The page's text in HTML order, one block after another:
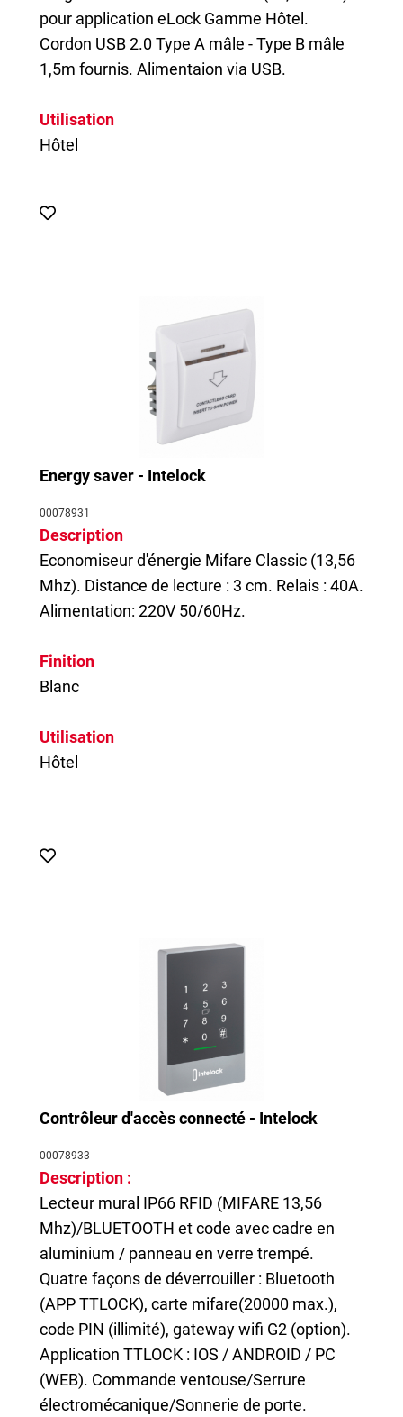
pour application eLock Gamme Hôtel.
Cordon USB 2.0 Type A mâle - Type B mâle
1,5m fournis. Alimentaion via USB.
Utilisation
Hôtel
Energy saver - Intelock
00078931
Description
Economiseur d'énergie Mifare Classic (13,56
Mhz). Distance de lecture : 3 cm. Relais : 40A.
Alimentation: 220V 50/60Hz.
Finition
Blanc
Utilisation
Hôtel
Contrôleur d'accès connecté - Intelock
00078933
Description :
Lecteur mural IP66 RFID (MIFARE 13,56
Mhz)/BLUETOOTH et code avec cadre en
aluminium / panneau en verre trempé.
Quatre façons de déverrouiller : Bluetooth
(APP TTLOCK), carte mifare(20000 max.),
code PIN (illimité), gateway wifi G2 (option).
Application TTLOCK : IOS / ANDROID / PC
(WEB). Commande ventouse/Serrure
électromécanique/Sonnerie de porte.